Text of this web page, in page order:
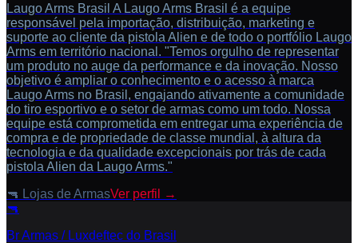
Laugo Arms Brasil A Laugo Arms Brasil é a equipe
responsável pela importação, distribuição, marketing e
suporte ao cliente da pistola Alien e de todo o portfólio Laugo
Arms em território nacional. "Temos orgulho de representar
um produto no auge da performance e da inovação. Nosso
objetivo é ampliar o conhecimento e o acesso à marca
Laugo Arms no Brasil, engajando ativamente a comunidade
do tiro esportivo e o setor de armas como um todo. Nossa
equipe está comprometida em entregar uma experiência de
compra e de propriedade de classe mundial, à altura da
tecnologia e da qualidade excepcionais por trás de cada
pistola Alien da Laugo Arms."
🔫 Lojas de ArmasVer perfil →
🔫
Br Armas / Luxdeftec do Brasil